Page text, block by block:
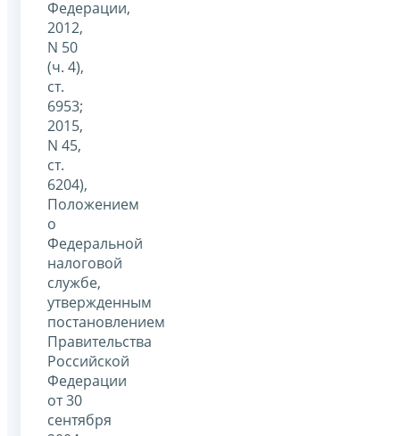
Федерации,
2012,
N 50
(ч. 4),
ст.
6953;
2015,
N 45,
ст.
6204),
Положением
о
Федеральной
налоговой
службе,
утвержденным
постановлением
Правительства
Российской
Федерации
от 30
сентября